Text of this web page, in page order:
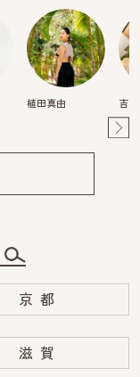
植田真由 吉
京都
滋賀